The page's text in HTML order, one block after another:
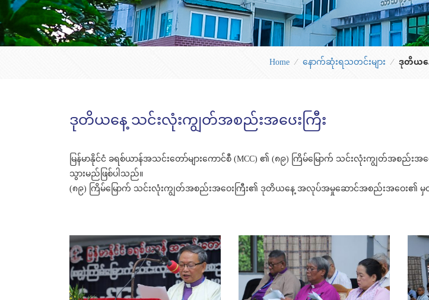
Home ⁄ နောက်ဆုံးရသတင်းများ ⁄ ဒုတိယန
ဒုတိယနေ့ သင်းလုံးကျွတ်အစည်းအၒေးကြီး
မြန်မာနိုင်ငံ ခရစ်ယာန်အသင်းတော်များကောင်စီ (MCC) ၏ (၈၉) ကြိမ်မြောက် သင်းလုံးကျွတ်အစ
သွားမည်ဖြစ်ပါသည်။
(၈၉) ကြိမ်မြောက် သင်းလုံးကျွတ်အစည်းအဝေးကြီး၏ ဒုတိယနေ့ အလုပ်အမှုဆောင်အစည်းအဝေ